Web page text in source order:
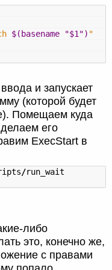
$(basename "$1") "
и запускает
(которой будет
Помещаем куда
его
ExecStart в
/run_wait
либо
это, конечно же,
с правами